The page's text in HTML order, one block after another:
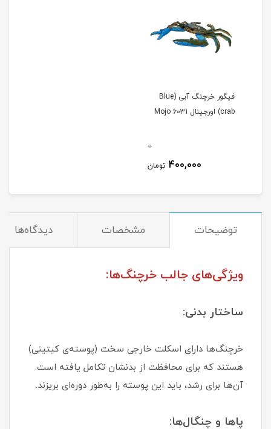
فیگور خرچنگ آبی (Blue
crab) اورجینال 6031 Mojo
0
400,000 تومان
توضیحات مشخصات دیدگاه‌ها
ویژگی‌های جالب خرچنگ‌ها:
ساختار بدنی:
خرچنگ‌ها دارای اسکلت خارجی سخت (پوسته‌ی کیتینی)
هستند که برای محافظت از بدنشان تکامل یافته است.
آن‌ها برای رشد، باید این پوسته را به‌طور دوره‌ای بریزند.
پاها و چنگال‌ها: